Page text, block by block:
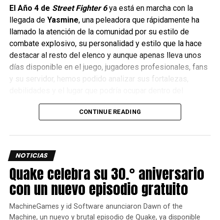
barcos, los jugadores pueden obtener el parche Kinderdijk
Windmill, una bandera conmemorativa y camuflajes
temáticos.Finalmente, para celebrar el evento, se agregó el
histórico Puerto de Rotterdam, que recrea de manera
auténtica el aspecto de la famosa ciudad portuaria de la
década de 1950.La actualización 0.10.6 también incluye dos
temporadas de peleas. Todos los jugadores podrán
participar en batallas 3 contra 3 con barcos de nivel VI y
otras mejoras, incluida la IA actualizada que dará como
resultado un comportamiento más realista para los bots.
las batallas de clanes con los ganadores de temporadas
actualización, visita este
comments
El Año 4 de Street Fighter 6ya está en marcha con la
llegada de Yasmine, una peleadora que rápidamente ha
llamado la atención de la comunidad por su estilo de
combate explosivo, su personalidad y estilo que la hace
destacar al resto del elenco y aunque apenas lleva unos
días disponible en el juego, jugadores profesionales, fans
y su servidor, hemos podido analizar sus fortalezas,
competitivo y aquí les cuento el cómo se siente esta
CONTINUE READING
NOTICIAS
Quake celebra su 30.° aniversario
con un nuevo episodio gratuito
MachineGames y id Software anunciaron Dawn of the
Machine, un nuevo y brutal episodio de Quake, ya disponible